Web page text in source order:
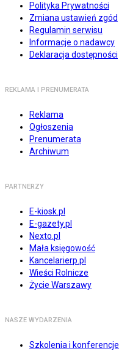
Polityka Prywatności
Zmiana ustawień zgód
Regulamin serwisu
Informacje o nadawcy
Deklaracja dostępności
REKLAMA I PRENUMERATA
Reklama
Ogłoszenia
Prenumerata
Archiwum
PARTNERZY
E-kiosk.pl
E-gazety.pl
Nexto.pl
Mała księgowość
Kancelarierp.pl
Wieści Rolnicze
Życie Warszawy
NASZE WYDARZENIA
Szkolenia i konferencje